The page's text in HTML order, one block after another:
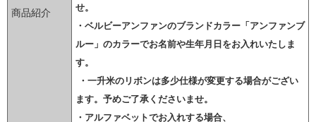
商品紹介
せ。
・ベルビーアンファンのブランドカラー「アンファンブ
ルー」のカラーでお名前や生年月日をお入れいたしま
す。
・一升米のリボンは多少仕様が変更する場合がござい
ます。予めご了承くださいませ。
・アルファベットでお入れする場合、